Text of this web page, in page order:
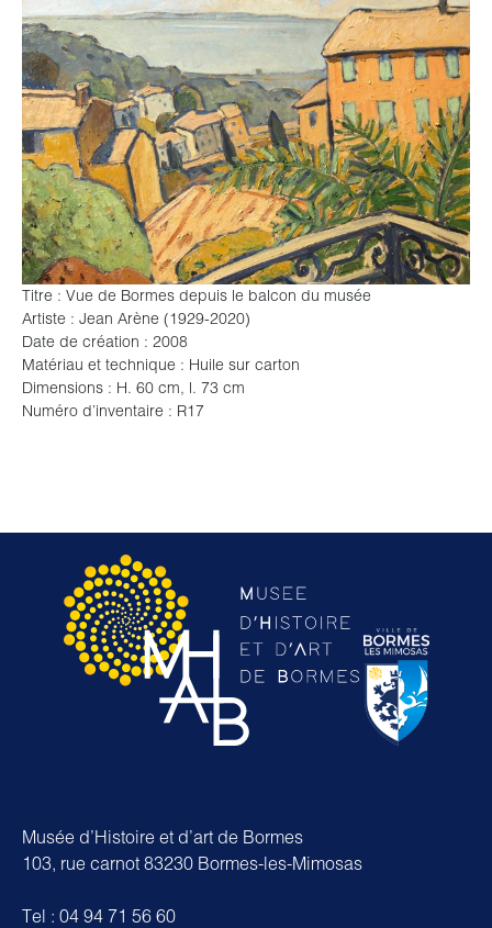
Titre : Vue de Bormes depuis le balcon du musée
Artiste : Jean Arène (1929-2020)
Date de création : 2008
Matériau et technique : Huile sur carton
Dimensions : H. 60 cm, l. 73 cm
Numéro d’inventaire : R17
Musée d’Histoire et d’art de Bormes
103, rue carnot 83230 Bormes-les-Mimosas
Tel : 04 94 71 56 60